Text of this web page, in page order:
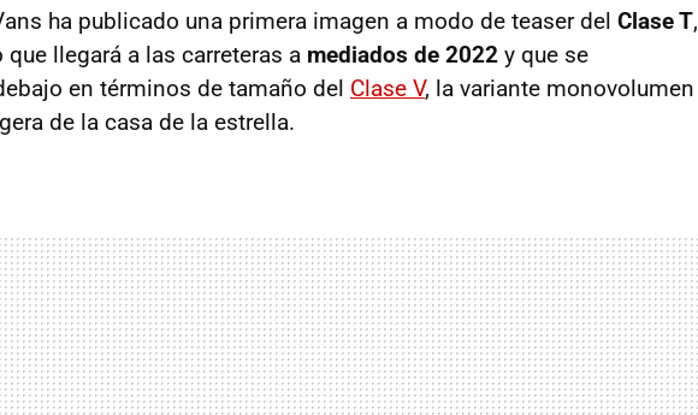
ha publicado una primera imagen a modo de teaser del Clase T,
llegará a las carreteras a mediados de 2022 y que se
en términos de tamaño del Clase V, la variante monovolumen
de la casa de la estrella.